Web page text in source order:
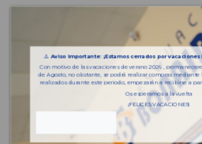
⚠️ Aviso importante: ¡Estamos cerrados por vacaciones
Con motivo de las vacaciones de verano 2026 ,
de Agosto, no obstante, se podrá realizar compras
realizados durante este periodo, empezarán a recibirse a
Os esperamos a la vuelta
¡FELICES VACACIONES!